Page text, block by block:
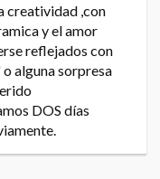
creatividad ,con
y el amor
reflejados con
alguna sorpresa
DOS días